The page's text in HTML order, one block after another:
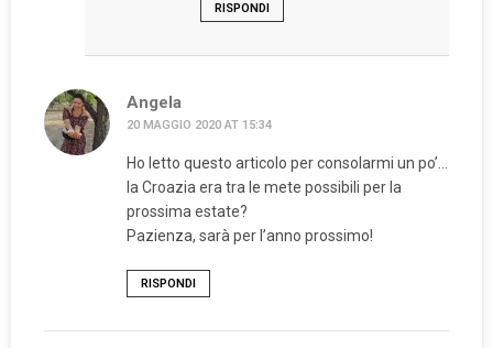
RISPONDI
Angela
20 MAGGIO 2020 AT 15:34
Ho letto questo articolo per consolarmi un po’…
la Croazia era tra le mete possibili per la
prossima estate?
Pazienza, sarà per l’anno prossimo!
RISPONDI